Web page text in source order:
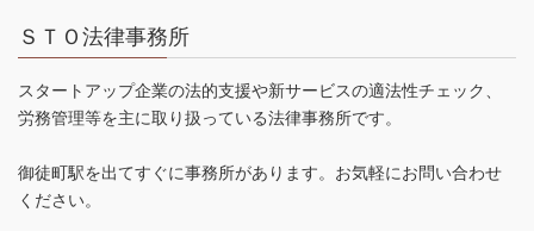
ＳＴＯ法律事務所
スタートアップ企業の法的支援や新サービスの適法性チェック、
労務管理等を主に取り扱っている法律事務所です。
御徒町駅を出てすぐに事務所があります。お気軽にお問い合わせ
ください。